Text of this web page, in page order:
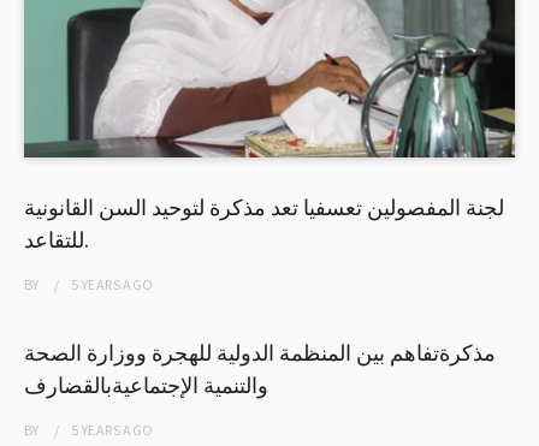
لجنة المفصولين تعسفيا تعد مذكرة لتوحيد السن القانونية
للتقاعد.
BY 5 YEARSAGO
مذكرةتفاهم بين المنظمة الدولية للهجرة ووزارة الصحة
والتنمية الإجتماعيةبالقضارف
BY 5 YEARSAGO